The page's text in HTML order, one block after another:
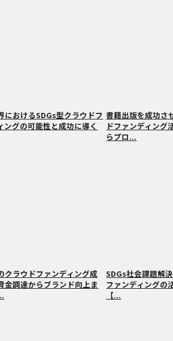
におけるSDGs型クラウドフ
ングの可能性と成功に導く
書籍出版を成功さ
ドファンディング
らプロ...
クラウドファンディング成
金調達からブランド向上ま
SDGs社会課題解
ファンディングの
【...